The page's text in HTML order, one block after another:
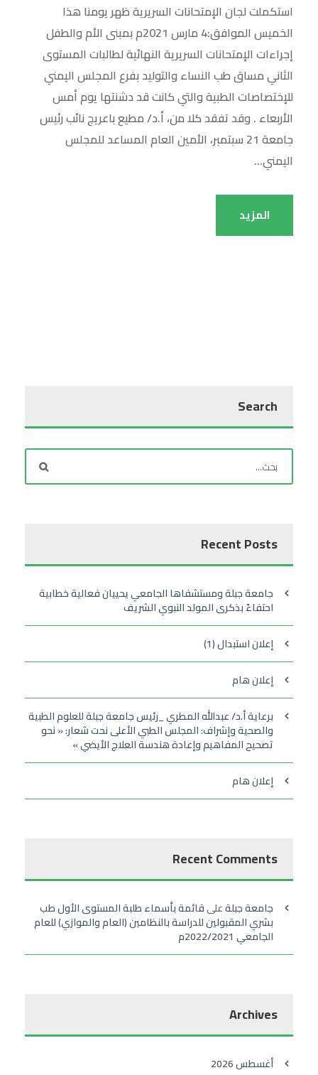
استكملت لجان الإمتحانات السريرية ظهر يومنا هذا
الخميس الموافق:4 مارس 2021م بمبنى الأم والطفل
إجراءات الإمتحانات السريرية النهائية لطالبات المستوى
الثاني مساق طب النساء والتوليد بفرع المجلس اليمني
للإختصاصات الطبية والتي كانت قد دشنتها يوم أمس
الأربعاء . وقد تفقد كلا من، أ.د/ مطيع باعريج نائب رئيس
جامعة 21 سبتمبر، الأمين العام المساعد للمجلس
اليمني...
المزيد
Search
Recent Posts
جامعة جبلة ومستشفاها الجامعي يحييان فعالية خطابية
احتفاءً بذكرى المولد النبوي الشريف
إعلان استبدال (1)
إعلان هام
برعاية أ.د/ عبدالله المطري _رئيس جامعة جبلة للعلوم الطبية
والصحية وإشراف: المجلس الطبي الأعلى نحت شعار: « نحو
تصحيح المفاهيم وإعادة هندسة العلاج الأيضي »
إعلان هام
Recent Comments
جامعة جبلةعلىقائمة بأسماء طلبة المستوى الأول طب
بشري المقبولين للدراسة بالنظامين (العام والموازي) للعام
الجامعي 2022/2021م
Archives
أغسطس 2026